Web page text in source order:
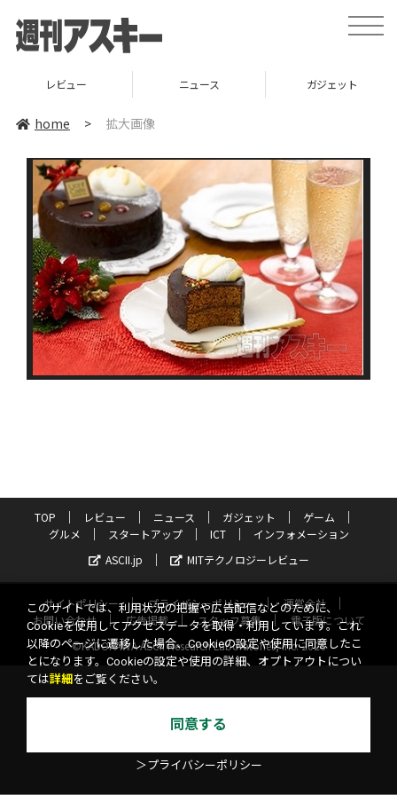
toggle
レビュー ニュース ガジェット
home > 拡大画像
TOP レビュー ニュース ガジェット
ゲーム
グルメ
スタートアップ ICT
インフォメーション
ASCII.jp
MITテクノロジーレビュー
サイトポリシー プライバシーポリシー
運営会社
お問い合わせ
広告掲載 スタッフ募集
電子版について
©KADOKAWA ASCII Research Laboratories, Inc. 2026
このサイトでは、利用状況の把握や広告配信などのために、
Cookieを使用してアクセスデータを取得・利用しています。これ
以降のページに遷移した場合、Cookieの設定や使用に同意したこ
とになります。Cookieの設定や使用の詳細、オプトアウトについ
ては詳細 をご覧ください。
同意する
＞プライバシーポリシー